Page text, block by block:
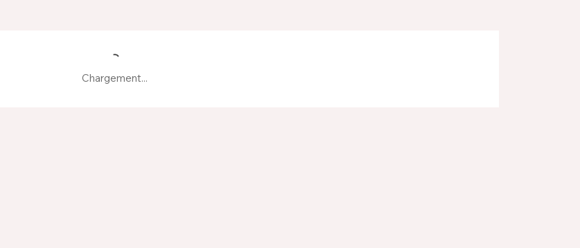
Chargement...